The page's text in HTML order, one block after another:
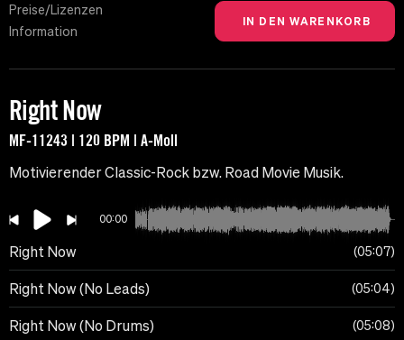
Preise/Lizenzen
Information
Right Now
MF-11243 | 120 BPM | A-Moll
Motivierender Classic-Rock bzw. Road Movie Musik.
00:00
Right Now 05:07
Right Now (No Leads) 05:04
Right Now (No Drums) 05:08